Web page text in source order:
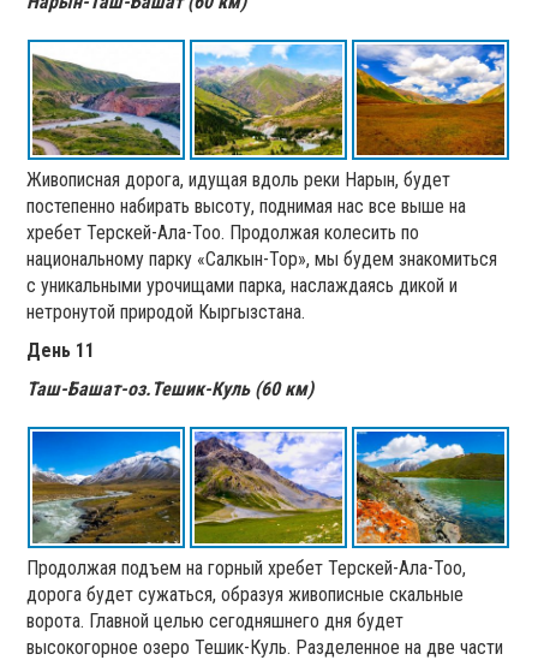
Живописная дорога, идущая вдоль реки Нарын, будет
постепенно набирать высоту, поднимая нас все выше на
хребет Терскей-Ала-Тоо. Продолжая колесить по
национальному парку «Салкын-Тор», мы будем знакомиться
с уникальными урочищами парка, наслаждаясь дикой и
нетронутой природой Кыргызстана.
День 11
Таш-Башат-оз.Тешик-Куль (60 км)
Продолжая подъем на горный хребет Терскей-Ала-Тоо,
дорога будет сужаться, образуя живописные скальные
ворота. Главной целью сегодняшнего дня будет
высокогорное озеро Тешик-Куль. Разделенное на две части